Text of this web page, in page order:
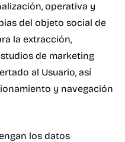
operativa y
del objeto social de
la extracción,
de marketing
al Usuario, así
y navegación
los datos